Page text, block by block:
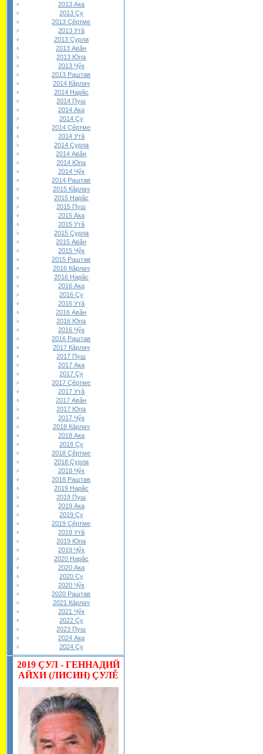
2013 Ака
2013 Çу
2013 Çĕртме
2013 Утă
2013 Çурла
2013 Авăн
2013 Юпа
2013 Чӳк
2013 Раштав
2014 Кăрлач
2014 Нарăс
2014 Пуш
2014 Ака
2014 Çу
2014 Çĕртме
2014 Утă
2014 Çурла
2014 Авăн
2014 Юпа
2014 Чӳк
2014 Раштав
2015 Кăрлач
2015 Нарăс
2015 Пуш
2015 Ака
2015 Утă
2015 Çурла
2015 Авăн
2015 Чӳк
2015 Раштав
2016 Кăрлач
2016 Нарăс
2016 Ака
2016 Çу
2016 Утă
2016 Авăн
2016 Юпа
2016 Чӳк
2016 Раштав
2017 Кăрлач
2017 Пуш
2017 Ака
2017 Çу
2017 Çĕртме
2017 Утă
2017 Авăн
2017 Юпа
2017 Чӳк
2018 Кăрлач
2018 Ака
2018 Çу
2018 Çĕртме
2018 Çурла
2018 Чӳк
2018 Раштав
2019 Нарăс
2019 Пуш
2019 Ака
2019 Çу
2019 Çĕртме
2019 Утă
2019 Юпа
2019 Чӳк
2020 Нарăс
2020 Ака
2020 Çу
2020 Чӳк
2020 Раштав
2021 Кăрлач
2021 Чӳк
2022 Çу
2023 Пуш
2024 Ака
2024 Çу
2019 ÇУЛ - ГЕННАДИЙ
АЙХИ (ЛИСИН) ÇУЛĔ